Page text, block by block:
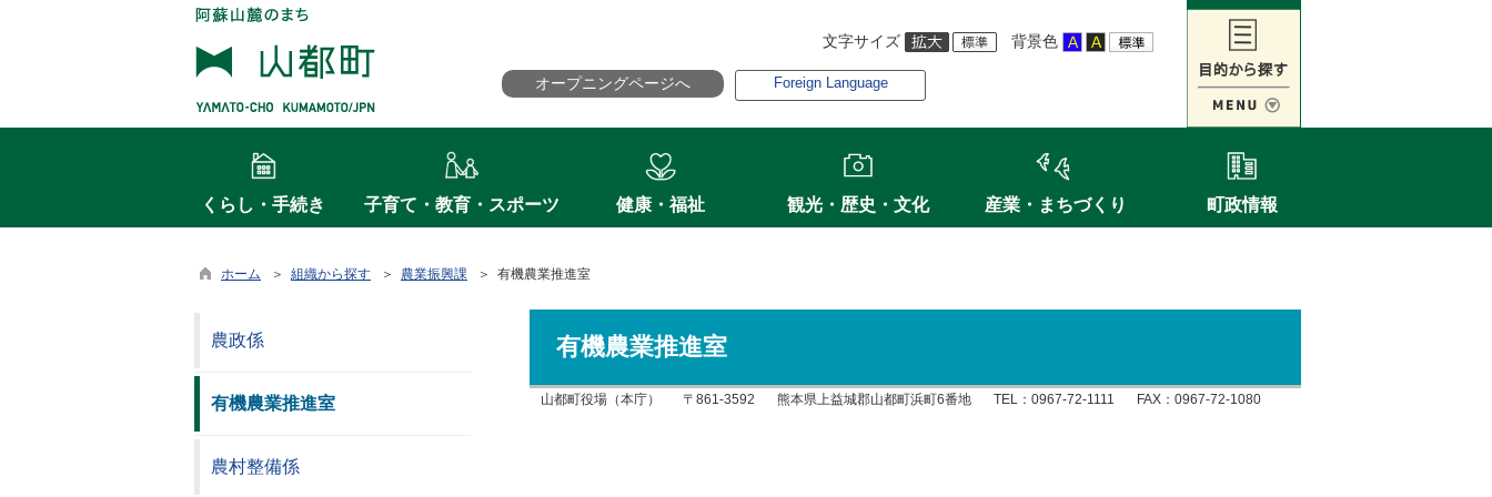
文字サイズ 背景色
オープニングページへ Foreign Language
くらし・手続き 子育て・教育・スポーツ 健康・福祉 観光・歴史・文化 産業・まちづくり 町政情報
ホーム ＞ 組織から探す ＞ 農業振興課 ＞ 有機農業推進室
有機農業推進室
山都町役場（本庁） 〒861-3592 熊本県上益城郡山都町浜町6番地 TEL： 0967-72-1111 FAX：0967-72-1080
農政係
有機農業推進室
農村整備係